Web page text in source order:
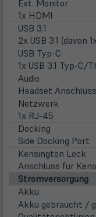
Ext. Monitor
1x HDMI
USB 3.1
2x USB 3.1 (davon
USB Typ-C
1x USB 3.1 Typ-C/
Audio
Headset
Netzwerk
1x RJ-45
Docking
Side Docking Port
Kensington Lock
Anschluss für
Stromversorgung
Akku
Akku gebraucht /